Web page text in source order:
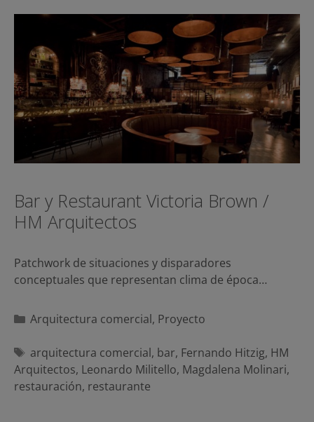
Bar y Restaurant Victoria Brown /
HM Arquitectos
Patchwork de situaciones y disparadores
conceptuales que representan clima de época…
Categorías
Arquitectura comercial, Proyecto
Etiquetas
arquitectura comercial, bar, Fernando Hitzig, HM
Arquitectos, Leonardo Militello, Magdalena Molinari,
restauración, restaurante